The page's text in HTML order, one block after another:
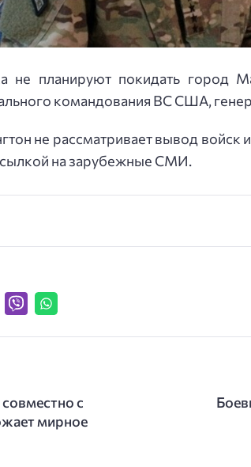
не планируют покидать город
командования ВС США,
не рассматривает вывод войск
на зарубежные СМИ.
с
мирное